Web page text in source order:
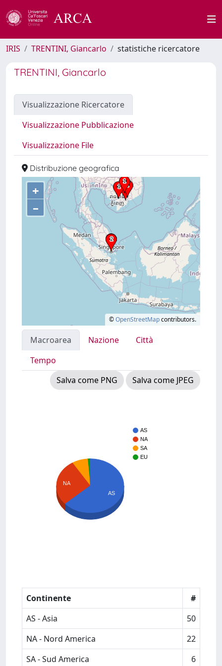
IRIS TRENTINI, Giancarlo statistiche ricercatore
TRENTINI, Giancarlo
Visualizzazione Ricercatore
Visualizzazione Pubblicazione
Visualizzazione File
Distribuzione geografica
+
–
©OpenStreetMapcontributors.
Macroarea Nazione
Città
Tempo
Salva come PNG
Salva come JPEG
AS
NA
SA
EU
NA
AS
Continente
#
AS - Asia
50
NA - Nord America
22
SA - Sud America
6